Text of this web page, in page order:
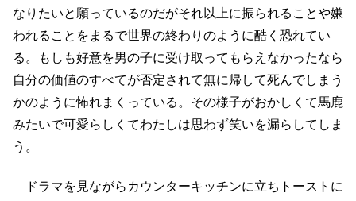
なりたいと願っているのだがそれ以上に振られることや嫌
われることをまるで世界の終わりのように酷く恐れてい
る。もしも好意を男の子に受け取ってもらえなかったなら
自分の価値のすべてが否定されて無に帰して死んでしまう
かのように怖れまくっている。その様子がおかしくて馬鹿
みたいで可愛らしくてわたしは思わず笑いを漏らしてしま
う。
ドラマを見ながらカウンターキッチンに立ちトーストに